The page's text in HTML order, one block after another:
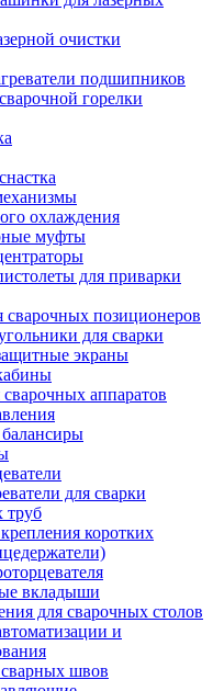
очистки
подшипников
горелки
охлаждения
муфты
для приварки
сварочных позиционеров
для сварки
экраны
аппаратов
для сварки
труб
коротких
вкладыши
для сварочных столов
и
швов